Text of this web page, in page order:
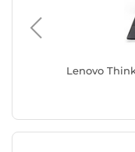
Lenovo